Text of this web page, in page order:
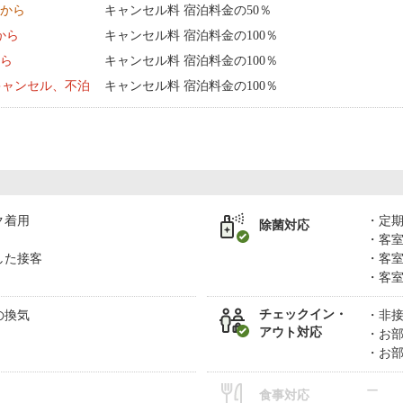
から
キャンセル料 宿泊料金の50％
から
キャンセル料 宿泊料金の100％
キャンセル料 宿泊料金の100％
ンセル、不泊
キャンセル料 宿泊料金の100％
着用
た接客
除菌対応
定
客
客
客
換気
チェックイン・
アウト対応
非
お
お
食事対応 ー